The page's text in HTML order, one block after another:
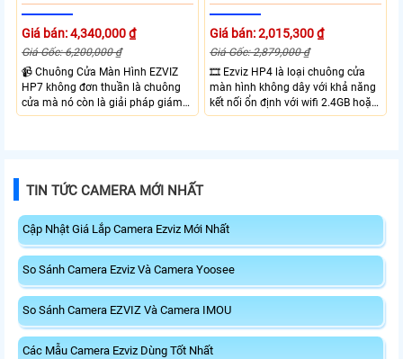
Giá bán: 4,340,000 ₫
Giá Gốc: 6,200,000 ₫
📹 Chuông Cửa Màn Hình EZVIZ
HP7 không đơn thuần là chuông
cửa mà nó còn là giải pháp giám
sát an ninh toàn diện cho khu vực
chuông cửa với độ phân giải 2K
đảm bảo khu vực ra vào luôn được
Giá bán: 2,015,300 ₫
Giá Gốc: 2,879,000 ₫
🎞 Ezviz HP4 là loại chuông cửa
màn hình không dây với khả năng
kết nối ổn định với wifi 2.4GB hoặc
tần số trộn. Với camera chuông
TIN TỨC CAMERA MỚI NHẤT
Cập Nhật Giá Lắp Camera Ezviz Mới Nhất
So Sánh Camera Ezviz Và Camera Yoosee
So Sánh Camera EZVIZ Và Camera IMOU
Các Mẫu Camera Ezviz Dùng Tốt Nhất